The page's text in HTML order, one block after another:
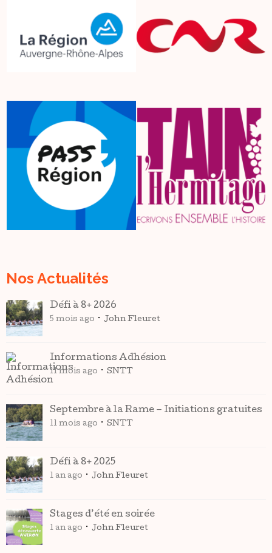
Nos Actualités
Défi à 8+ 2026
5 mois ago John Fleuret
Informations Adhésion
11 mois ago SNTT
Septembre à la Rame – Initiations gratuites
11 mois ago SNTT
Défi à 8+ 2025
1 an ago John Fleuret
Stages d’été en soirée
1 an ago John Fleuret